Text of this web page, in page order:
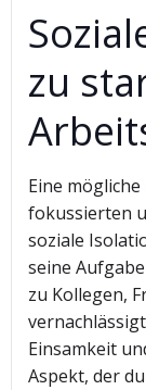
zu
Eine
fokussierten
soziale
seine
zu Kollegen,
Einsamkeit
Aspekt, der